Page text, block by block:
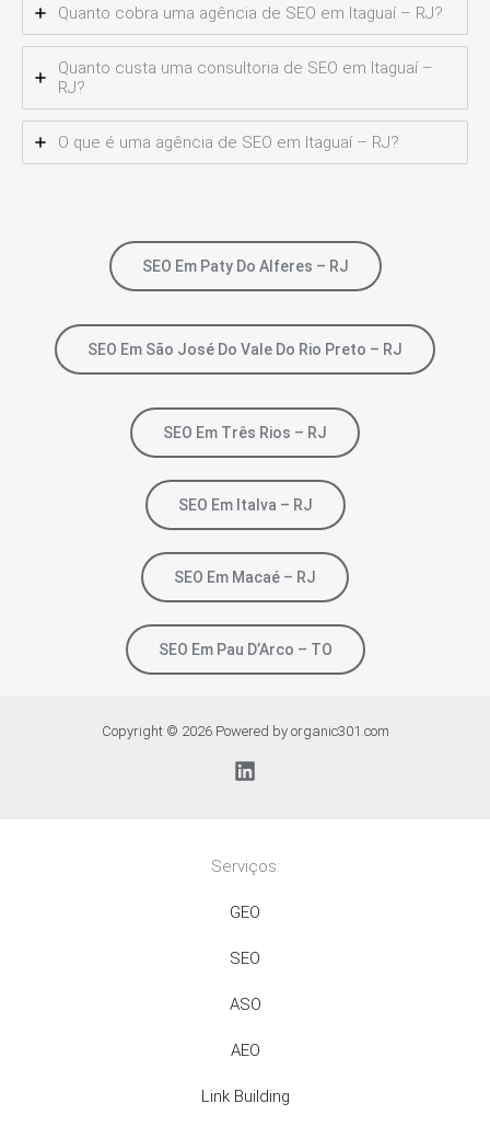
Quanto cobra uma agência de SEO em Itaguaí – RJ?
Quanto custa uma consultoria de SEO em Itaguaí –
RJ?
O que é uma agência de SEO em Itaguaí – RJ?
SEO Em Paty Do Alferes – RJ
SEO Em São José Do Vale Do Rio Preto – RJ
SEO Em Três Rios – RJ
SEO Em Italva – RJ
SEO Em Macaé – RJ
SEO Em Pau D’Arco – TO
Copyright © 2026 Powered by organic301.com
Serviços:
GEO
SEO
ASO
AEO
Link Building